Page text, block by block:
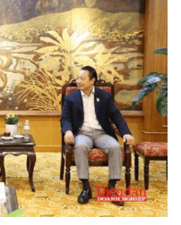
mại thực chất giữa Việt